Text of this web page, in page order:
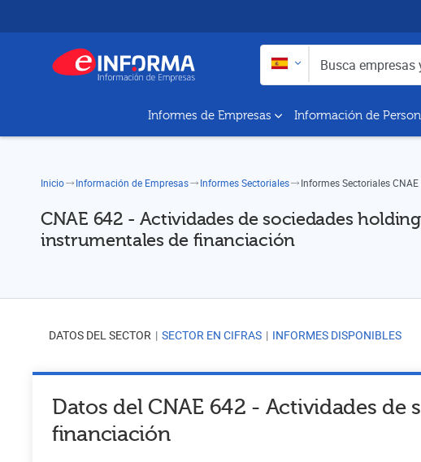
Informes de Empresas Información de
Inicio Información de Empresas Informes Sectoriales Informes Sectoriales
CNAE 642 - Actividades de sociedades
instrumentales de financiación
DATOS DEL SECTOR SECTOR EN CIFRAS INFORMES DISPONIBLES
Datos del CNAE 642 - Actividades de
financiación